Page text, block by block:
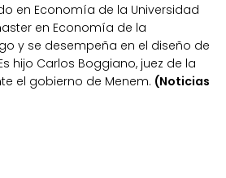
en Economía de la Universidad
en Economía de la
y se desempeña en el diseño de
hijo Carlos Boggiano, juez de la
el gobierno de Menem. (Noticias